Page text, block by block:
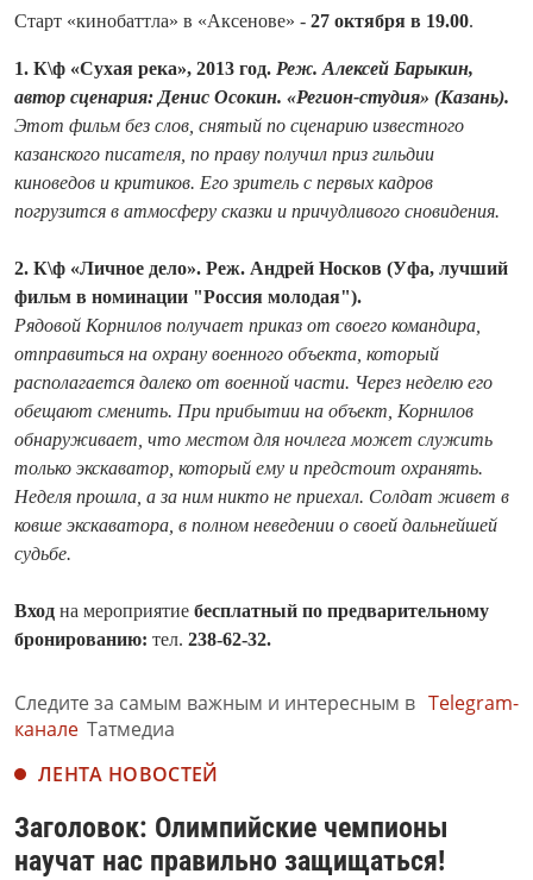
Старт «кинобаттла» в «Аксенове» - 27 октября в 19.00.
1. К\ф «Сухая река», 2013 год. Реж. Алексей Барыкин,
автор сценария: Денис Осокин. «Регион-студия» (Казань).
Этот фильм без слов, снятый по сценарию известного
казанского писателя, по праву получил приз гильдии
киноведов и критиков. Его зритель с первых кадров
погрузится в атмосферу сказки и причудливого сновидения.
2. К\ф «Личное дело». Реж. Андрей Носков (Уфа, лучший
фильм в номинации "Россия молодая").
Рядовой Корнилов получает приказ от своего командира,
отправиться на охрану военного объекта, который
располагается далеко от военной части. Через неделю его
обещают сменить. При прибытии на объект, Корнилов
обнаруживает, что местом для ночлега может служить
только экскаватор, который ему и предстоит охранять.
Неделя прошла, а за ним никто не приехал. Солдат живет в
ковше экскаватора, в полном неведении о своей дальнейшей
судьбе.
Вход на мероприятие бесплатный по предварительному
бронированию: тел. 238-62-32.
Следите за самым важным и интересным в Telegram-
канале Татмедиа
ЛЕНТА НОВОСТЕЙ
Заголовок: Олимпийские чемпионы
научат нас правильно защищаться!